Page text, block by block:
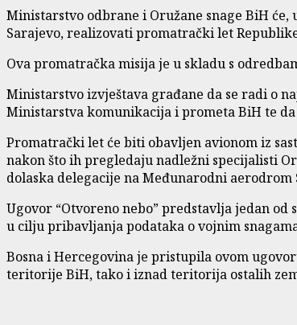
Ministarstvo odbrane i Oružane snage BiH
Sarajevo, realizovati promatrački let
Ova promatračka misija je u skladu s
Ministarstvo izvještava građane da se radi o
Ministarstva komunikacija i prometa BiH te
Promatrački let će biti obavljen avionom iz
nakon što ih pregledaju nadležni specijalisti
dolaska delegacije na Međunarodni aerodrom
Ugovor “Otvoreno nebo” predstavlja jedan
u cilju pribavljanja podataka o vojnim
Bosna i Hercegovina je pristupila ovom
teritorije BiH, tako i iznad teritorija ostalih